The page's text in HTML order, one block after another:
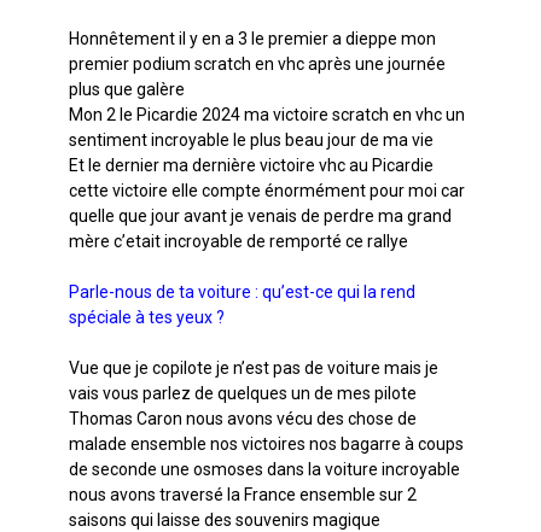
Honnêtement il y en a 3 le premier a dieppe mon
premier podium scratch en vhc après une journée
plus que galère
Mon 2 le Picardie 2024 ma victoire scratch en vhc un
sentiment incroyable le plus beau jour de ma vie
Et le dernier ma dernière victoire vhc au Picardie
cette victoire elle compte énormément pour moi car
quelle que jour avant je venais de perdre ma grand
mère c’etait incroyable de remporté ce rallye
Parle-nous de ta voiture : qu’est-ce qui la rend
spéciale à tes yeux ?
Vue que je copilote je n’est pas de voiture mais je
vais vous parlez de quelques un de mes pilote
Thomas Caron nous avons vécu des chose de
malade ensemble nos victoires nos bagarre à coups
de seconde une osmoses dans la voiture incroyable
nous avons traversé la France ensemble sur 2
saisons qui laisse des souvenirs magique